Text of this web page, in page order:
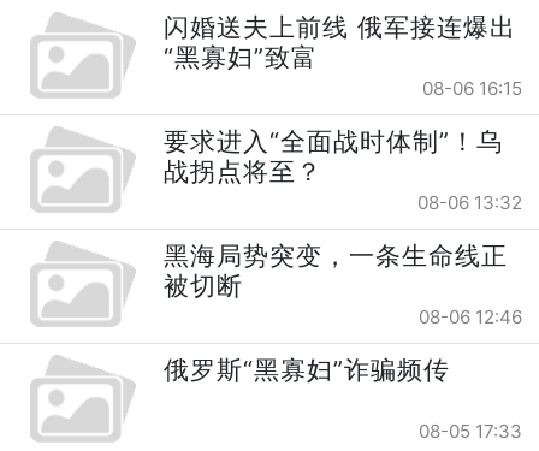
闪婚送夫上前线 俄军接连爆出
“黑寡妇”致富
08-06 16:15
要求进入“全面战时体制”！乌
战拐点将至？
08-06 13:32
黑海局势突变，一条生命线正
被切断
08-06 12:46
俄罗斯“黑寡妇”诈骗频传
08-05 17:33